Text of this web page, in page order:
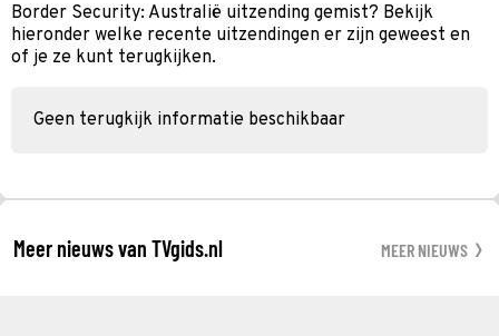
Border Security: Australië uitzending gemist? Bekijk
hieronder welke recente uitzendingen er zijn geweest en
of je ze kunt terugkijken.
Geen terugkijk informatie beschikbaar
Meer nieuws van TVgids.nl MEER NIEUWS